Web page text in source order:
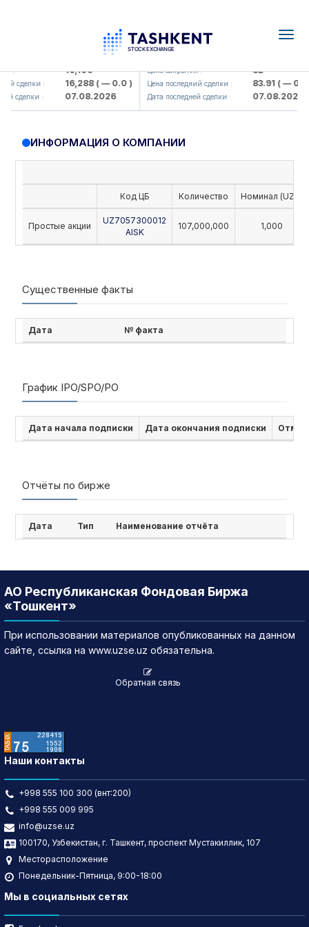
: 16,100
сделки : 16,288( — 0.0 )
сделки : 07.08.2026
KFSK (<Kafolat sug'urta
Цена закрытия : 82
Цена последний сделки : 83.91( — 0.0
Дата последней сделки : 07.08.2026
ИНФОРМАЦИЯ О КОМПАНИИ
Код ЦБ Количество Номинал (UZS)
Простые акции
UZ7057300012
AISK
107,000,000 1,000
Существенные факты
Дата № факта
График IPO/SPO/PO
Дата начала подписки Дата окончания подписки
Отчёты по бирже
Дата Тип Наименование отчёта
АО Республиканская Фондовая Биржа
«Тошкент»
При использовании материалов опубликованных на данном
сайте, ссылка на www.uzse.uz обязательна.
Обратная связь
Наши контакты
+998 555 100 300 (внт:200)
+998 555 009 995
info@uzse.uz
100170, Узбекистан, г. Ташкент, проспект Мустакиллик, 107
Месторасположение
Понедельник-Пятница, 9:00-18:00
Мы в социальных сетях